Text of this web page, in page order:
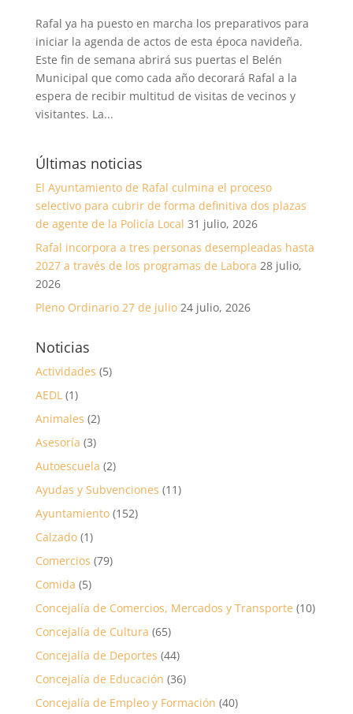
Rafal ya ha puesto en marcha los preparativos para
iniciar la agenda de actos de esta época navideña.
Este fin de semana abrirá sus puertas el Belén
Municipal que como cada año decorará Rafal a la
espera de recibir multitud de visitas de vecinos y
visitantes. La...
Últimas noticias
El Ayuntamiento de Rafal culmina el proceso
selectivo para cubrir de forma definitiva dos plazas
de agente de la Policía Local 31 julio, 2026
Rafal incorpora a tres personas desempleadas hasta
2027 a través de los programas de Labora 28 julio,
2026
Pleno Ordinario 27 de julio 24 julio, 2026
Noticias
Actividades (5)
AEDL(1)
Animales (2)
Asesoría (3)
Autoescuela (2)
Ayudas y Subvenciones (11)
Ayuntamiento(152)
Calzado(1)
Comercios (79)
Comida (5)
Concejalía de Comercios, Mercados y Transporte (10)
Concejalía de Cultura (65)
Concejalía de Deportes (44)
Concejalía de Educación (36)
Concejalía de Empleo y Formación (40)